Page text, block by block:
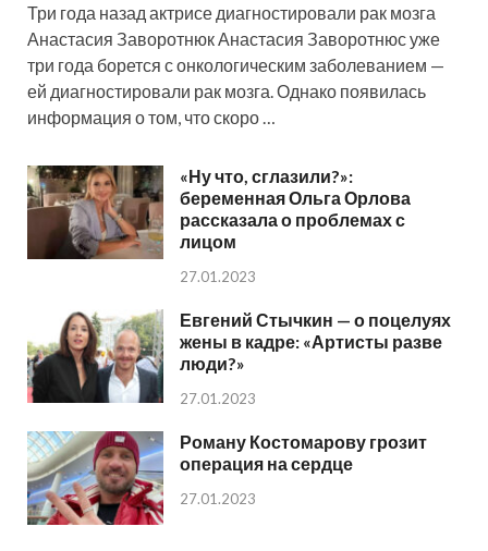
Три года назад актрисе диагностировали рак мозга
Анастасия Заворотнюк Анастасия Заворотнюс уже
три года борется с онкологическим заболеванием —
ей диагностировали рак мозга. Однако появилась
информация о том, что скоро …
«Ну что, сглазили?»:
беременная Ольга Орлова
рассказала о проблемах с
лицом
27.01.2023
Евгений Стычкин — о поцелуях
жены в кадре: «Артисты разве
люди?»
27.01.2023
Роману Костомарову грозит
операция на сердце
27.01.2023